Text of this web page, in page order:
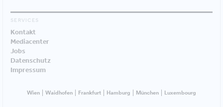
SERVICES
Kontakt
Mediacenter
Jobs
Datenschutz
Impressum
Wien Waidhofen Frankfurt Hamburg München Luxembourg